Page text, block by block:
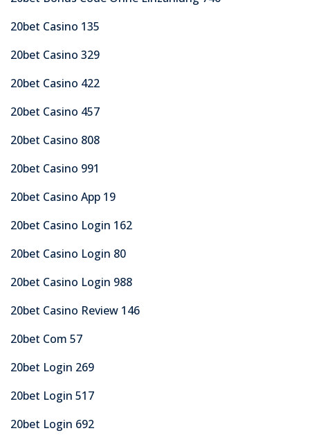
20bet Casino 135
20bet Casino 329
20bet Casino 422
20bet Casino 457
20bet Casino 808
20bet Casino 991
20bet Casino App 19
20bet Casino Login 162
20bet Casino Login 80
20bet Casino Login 988
20bet Casino Review 146
20bet Com 57
20bet Login 269
20bet Login 517
20bet Login 692